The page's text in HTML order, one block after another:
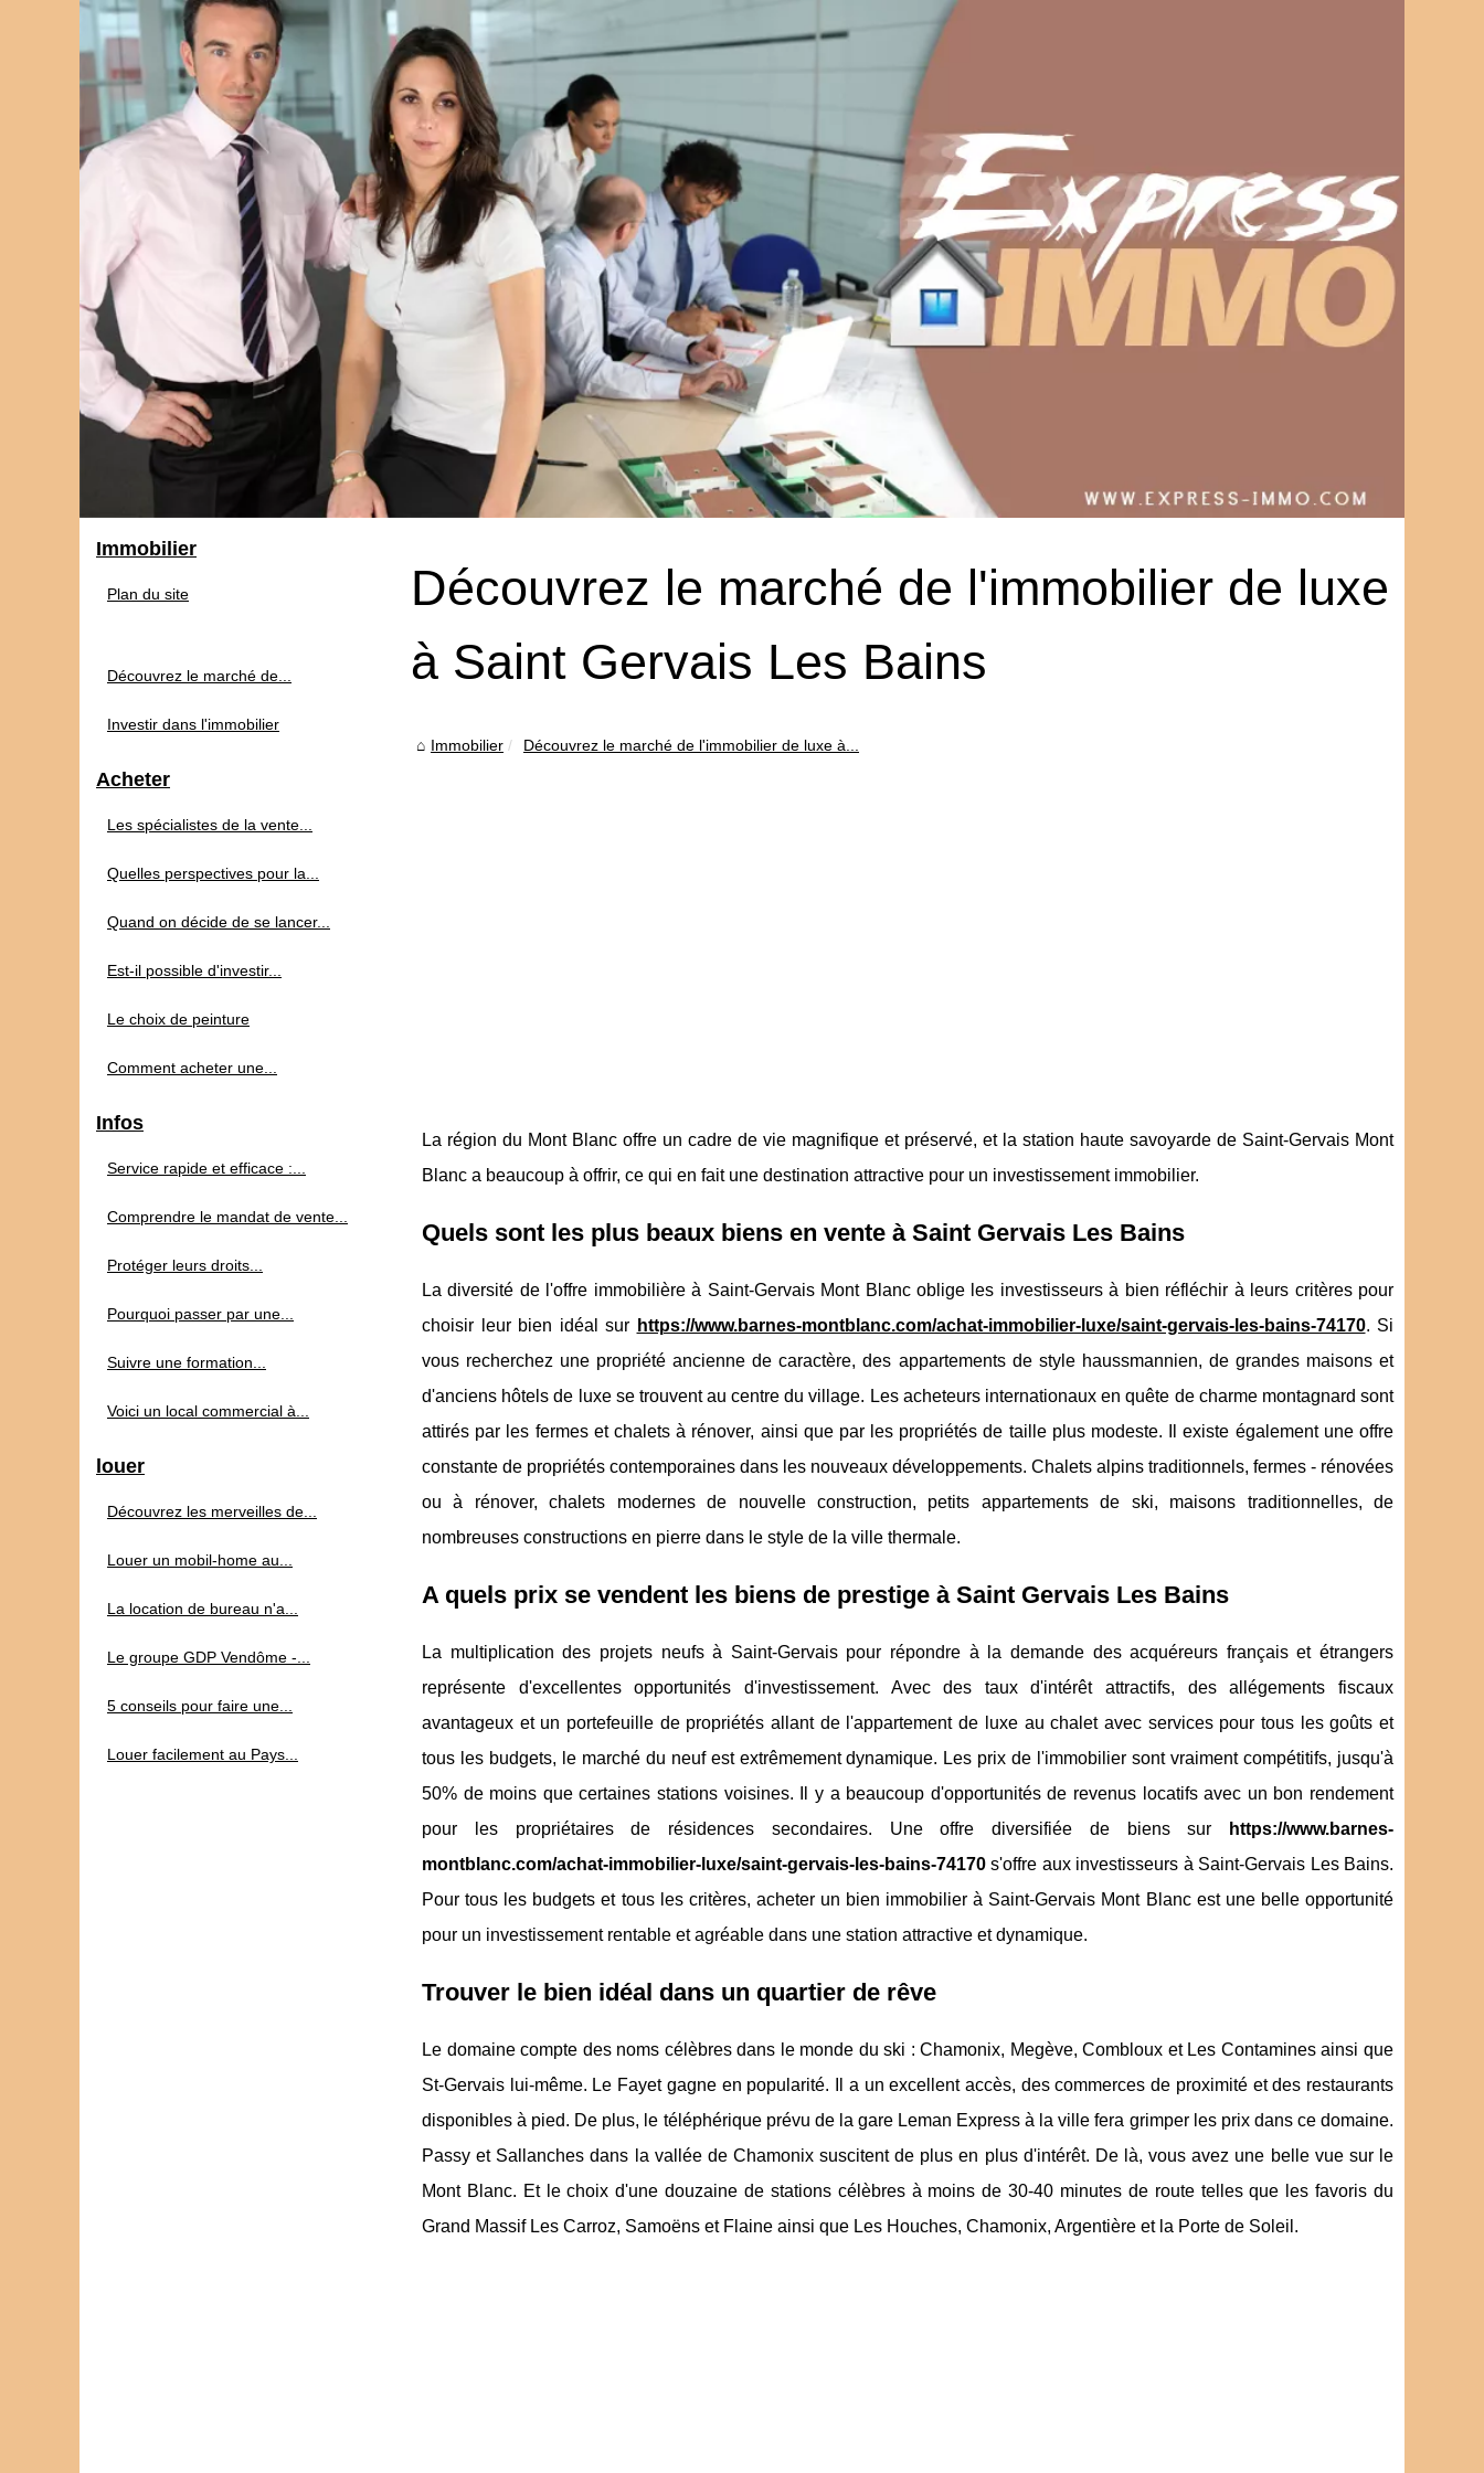
Découvrez le marché de l'immobilier de luxe
à Saint Gervais Les Bains
Immobilier Découvrez le marché de l'immobilier de luxe à...
La région du Mont Blanc offre un cadre de vie magnifique et préservé, et la station haute savoyarde de Saint-Gervais Mont
Blanc a beaucoup à offrir, ce qui en fait une destination attractive pour un investissement immobilier.
Quels sont les plus beaux biens en vente à Saint Gervais Les Bains
La diversité de l'offre immobilière à Saint-Gervais Mont Blanc oblige les investisseurs à bien réfléchir à leurs critères pour
choisir leur bien idéal sur https://www.barnes-montblanc.com/achat-immobilier-luxe/saint-gervais-les-bains-74170. Si
vous recherchez une propriété ancienne de caractère, des appartements de style haussmannien, de grandes maisons et
d'anciens hôtels de luxe se trouvent au centre du village. Les acheteurs internationaux en quête de charme montagnard sont
attirés par les fermes et chalets à rénover, ainsi que par les propriétés de taille plus modeste. Il existe également une offre
constante de propriétés contemporaines dans les nouveaux développements. Chalets alpins traditionnels, fermes - rénovées
ou à rénover, chalets modernes de nouvelle construction, petits appartements de ski, maisons traditionnelles, de
nombreuses constructions en pierre dans le style de la ville thermale.
A quels prix se vendent les biens de prestige à Saint Gervais Les Bains
La multiplication des projets neufs à Saint-Gervais pour répondre à la demande des acquéreurs français et étrangers
représente d'excellentes opportunités d'investissement. Avec des taux d'intérêt attractifs, des allégements fiscaux
avantageux et un portefeuille de propriétés allant de l'appartement de luxe au chalet avec services pour tous les goûts et
tous les budgets, le marché du neuf est extrêmement dynamique. Les prix de l'immobilier sont vraiment compétitifs, jusqu'à
50% de moins que certaines stations voisines. Il y a beaucoup d'opportunités de revenus locatifs avec un bon rendement
pour les propriétaires de résidences secondaires. Une offre diversifiée de biens sur
https://www.barnes-
montblanc.com/achat-immobilier-luxe/saint-gervais-les-bains-74170 s'offre aux investisseurs à Saint-Gervais Les Bains.
Pour tous les budgets et tous les critères, acheter un bien immobilier à Saint-Gervais Mont Blanc est une belle opportunité
pour un investissement rentable et agréable dans une station attractive et dynamique.
Trouver le bien idéal dans un quartier de rêve
Le domaine compte des noms célèbres dans le monde du ski : Chamonix, Megève, Combloux et Les Contamines ainsi que
St-Gervais lui-même. Le Fayet gagne en popularité. Il a un excellent accès, des commerces de proximité et des restaurants
disponibles à pied. De plus, le téléphérique prévu de la gare Leman Express à la ville fera grimper les prix dans ce domaine.
Passy et Sallanches dans la vallée de Chamonix suscitent de plus en plus d'intérêt. De là, vous avez une belle vue sur le
Mont Blanc. Et le choix d'une douzaine de stations célèbres à moins de 30-40 minutes de route telles que les favoris du
Grand Massif Les Carroz, Samoëns et Flaine ainsi que Les Houches, Chamonix, Argentière et la Porte de Soleil.
Immobilier
Plan du site
Découvrez le marché de...
Investir dans l'immobilier
Acheter
Les spécialistes de la vente...
Quelles perspectives pour la...
Quand on décide de se lancer...
Est-il possible d'investir...
Le choix de peinture
Comment acheter une...
Infos
Service rapide et efficace :...
Comprendre le mandat de vente...
Protéger leurs droits...
Pourquoi passer par une...
Suivre une formation...
Voici un local commercial à...
louer
Découvrez les merveilles de...
Louer un mobil-home au...
La location de bureau n'a...
Le groupe GDP Vendôme -...
5 conseils pour faire une...
Louer facilement au Pays...